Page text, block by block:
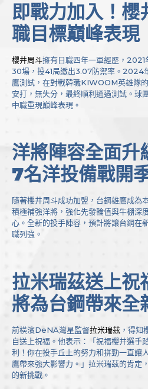
即戰力加入！櫻
職目標巔峰表現
櫻井周斗擁有日職四年一軍經歷，
30場，投41局繳出3.07防禦率。2024
鷹測試，在對戰韓職KIWOOM英雄隊
安打，無失分，最終順利通過測試。球
中職重現巔峰表現。
洋將陣容全面升
7名洋投備戰開
隨著櫻井周斗成功加盟，台鋼雄鷹成為
積極補強洋將，強化先發輪值與牛棚深
心。全新的投手陣容，預計將讓台鋼在
職列強。
拉米瑞茲送上祝
將為台鋼帶來全
前橫濱DeNA灣星監督拉米瑞茲 ，得知
自送上祝福。他表示：「祝福櫻井選手
利！你在投手丘上的努力和拼勁一直讓
鷹帶來強大影響力。」拉米瑞茲的肯定
的新挑戰。